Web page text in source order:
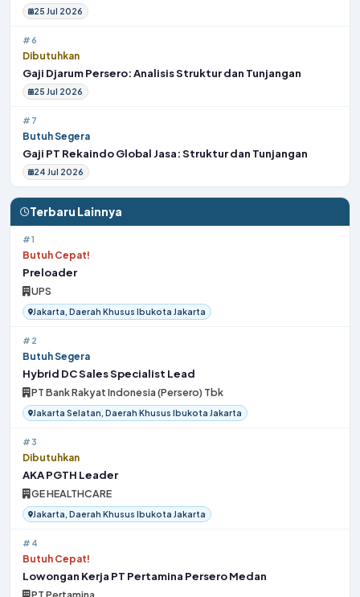
25 Jul 2026
#6
Dibutuhkan
Gaji Djarum Persero: Analisis Struktur dan Tunjangan
25 Jul 2026
#7
Butuh Segera
Gaji PT Rekaindo Global Jasa: Struktur dan Tunjangan
24 Jul 2026
Terbaru Lainnya
#1
Butuh Cepat!
Preloader
UPS
Jakarta, Daerah Khusus Ibukota Jakarta
#2
Butuh Segera
Hybrid DC Sales Specialist Lead
PT Bank Rakyat Indonesia (Persero) Tbk
Jakarta Selatan, Daerah Khusus Ibukota Jakarta
#3
Dibutuhkan
AKA PGTH Leader
GE HEALTHCARE
Jakarta, Daerah Khusus Ibukota Jakarta
#4
Butuh Cepat!
Lowongan Kerja PT Pertamina Persero Medan